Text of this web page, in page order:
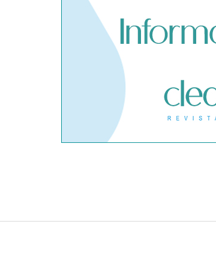
adquiere Amadeux para
impulsar un modelo más claro
dentro del prop trading
Conoce todos los servicios que